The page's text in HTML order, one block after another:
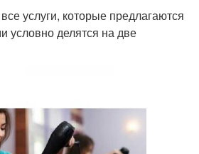
услуги, которые предлагаются
условно делятся на две